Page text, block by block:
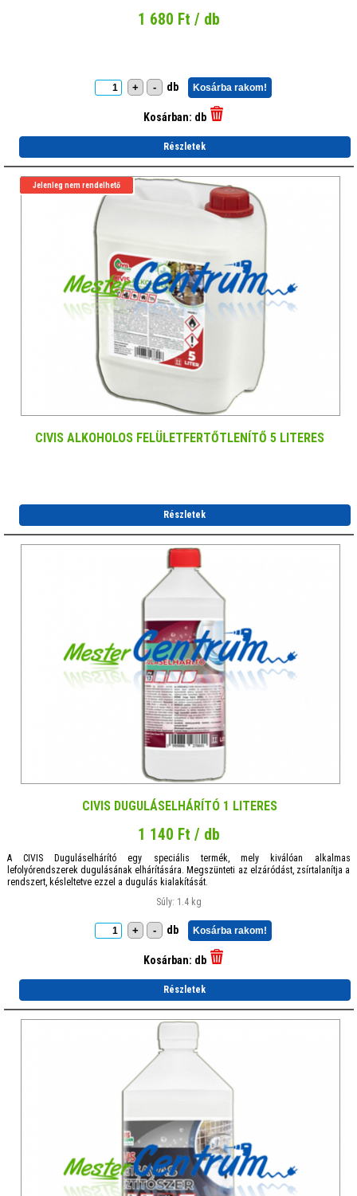
1 680 Ft / db
+ - db Kosárba rakom!
Kosárban: db
Részletek
Jelenleg nem rendelhető
CIVIS ALKOHOLOS FELÜLETFERTŐTLENÍTŐ 5 LITERES
Részletek
CIVIS DUGULÁSELHÁRÍTÓ 1 LITERES
1 140 Ft / db
A CIVIS Duguláselhárító egy speciális termék, mely kiválóan alkalmas
lefolyórendszerek dugulásának elhárítására. Megszünteti az elzáródást, zsírtalanítja a
rendszert, késleltetve ezzel a dugulás kialakítását.
Súly: 1.4 kg
+ - db Kosárba rakom!
Kosárban: db
Részletek